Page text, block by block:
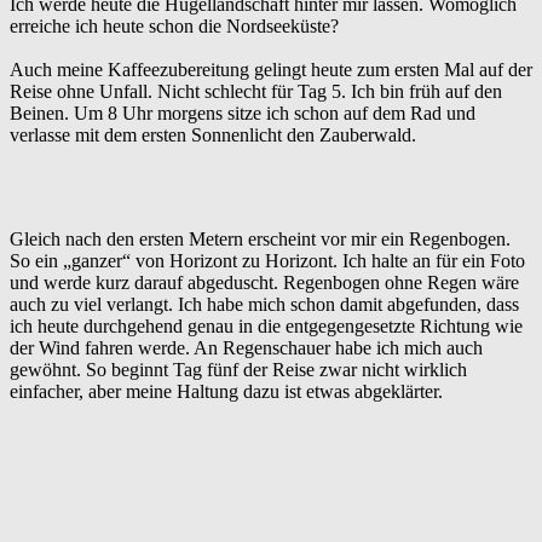
erreiche ich heute schon die Nordseeküste?
Auch meine Kaffeezubereitung gelingt heute zum ersten Mal auf der
Reise ohne Unfall. Nicht schlecht für Tag 5. Ich bin früh auf den
Beinen. Um 8 Uhr morgens sitze ich schon auf dem Rad und
verlasse mit dem ersten Sonnenlicht den Zauberwald.
Gleich nach den ersten Metern erscheint vor mir ein Regenbogen.
So ein „ganzer“ von Horizont zu Horizont. Ich halte an für ein Foto
und werde kurz darauf abgeduscht. Regenbogen ohne Regen wäre
auch zu viel verlangt. Ich habe mich schon damit abgefunden, dass
ich heute durchgehend genau in die entgegengesetzte Richtung wie
der Wind fahren werde. An Regenschauer habe ich mich auch
gewöhnt. So beginnt Tag fünf der Reise zwar nicht wirklich
einfacher, aber meine Haltung dazu ist etwas abgeklärter.